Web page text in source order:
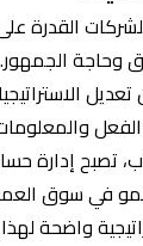
القدرة
وحاجة الجمهور.
تصبح إدارة
في سوق
واضحة